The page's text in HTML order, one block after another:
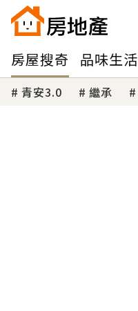
房屋搜奇 品味生活
青安3.0 繼承